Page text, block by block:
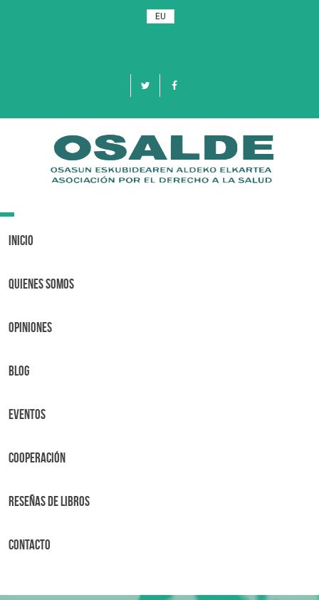
EU
Toggle
Inicio
Quienes Somos
OPINIONES
BLOG
Eventos
Cooperación
Reseñas de libros
Contacto